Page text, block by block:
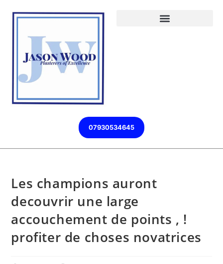
07930534645
Les champions auront
decouvrir une large
accouchement de points , !
profiter de choses novatrices